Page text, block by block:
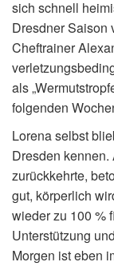
sich schnell
Dresdner Saison
Cheftrainer
als
folgenden
Lorena selbst
Dresden
zurückkehrte,
gut, körperlich
wieder zu 100 %
Unterstützung
Morgen ist eben